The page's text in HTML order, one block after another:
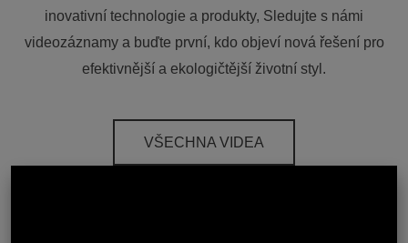
inovativní technologie a produkty, Sledujte s námi
videozáznamy a buďte první, kdo objeví nová řešení pro
efektivnější a ekologičtější životní styl.
VŠECHNA VIDEA